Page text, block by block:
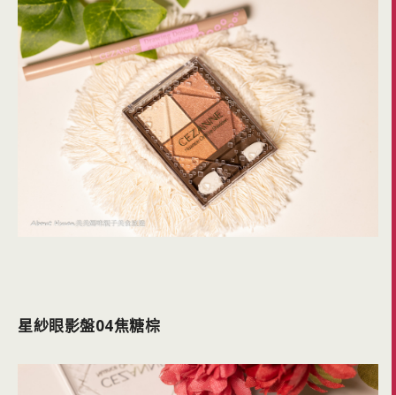
星紗眼影盤04焦糖棕